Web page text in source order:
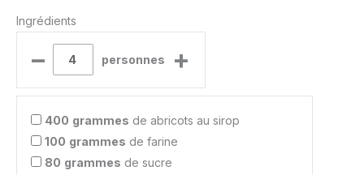
Ingrédients
– personnes +
400 grammes de abricots au sirop
100 grammes de farine
80 grammes de sucre